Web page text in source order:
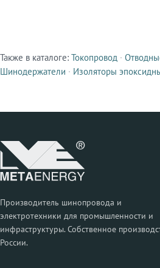
Смежные продукты
Также в каталоге: Токопровод ·
Шинодержатели · Изоляторы
Производитель шинопровода и
электротехники для промышленности и
инфраструктуры. Собственное
России.